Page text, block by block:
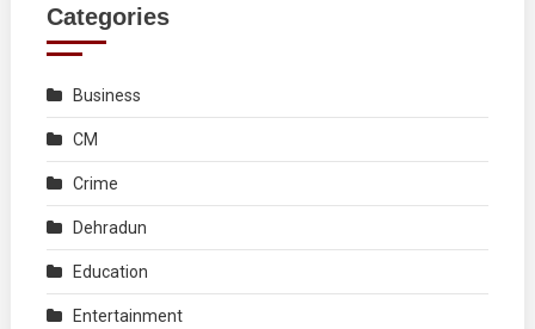
Categories
Business
CM
Crime
Dehradun
Education
Entertainment